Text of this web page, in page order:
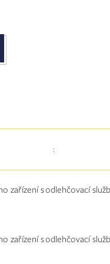
:
zařízení s odlehčovací
zařízení s odlehčovací